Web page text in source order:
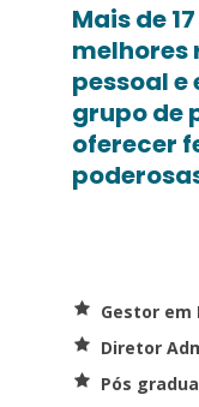
Mais de
melhores
pessoal e
grupo de
oferecer
Gestor em
Diretor
Pós